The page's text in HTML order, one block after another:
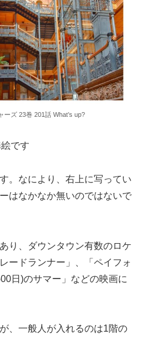
ーズ 23巻 201話 What’s up?
です
。なにより、右上に写ってい
はなかなか無いのではないで
り、ダウンタウン有数のロケ
ードランナー」、「ペイフォ
日)のサマー」などの映画に
、一般人が入れるのは1階の